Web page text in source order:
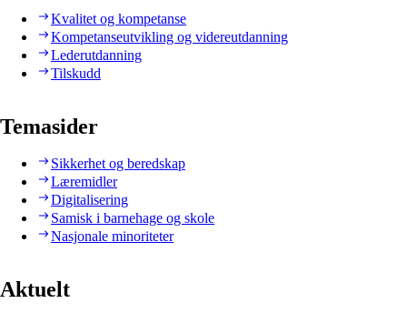
Kvalitet og kompetanse
Kompetanseutvikling og videreutdanning
Lederutdanning
Tilskudd
Temasider
Sikkerhet og beredskap
Læremidler
Digitalisering
Samisk i barnehage og skole
Nasjonale minoriteter
Aktuelt